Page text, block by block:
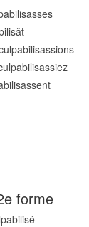
asses
ât
assions
assiez
assent
forme
é